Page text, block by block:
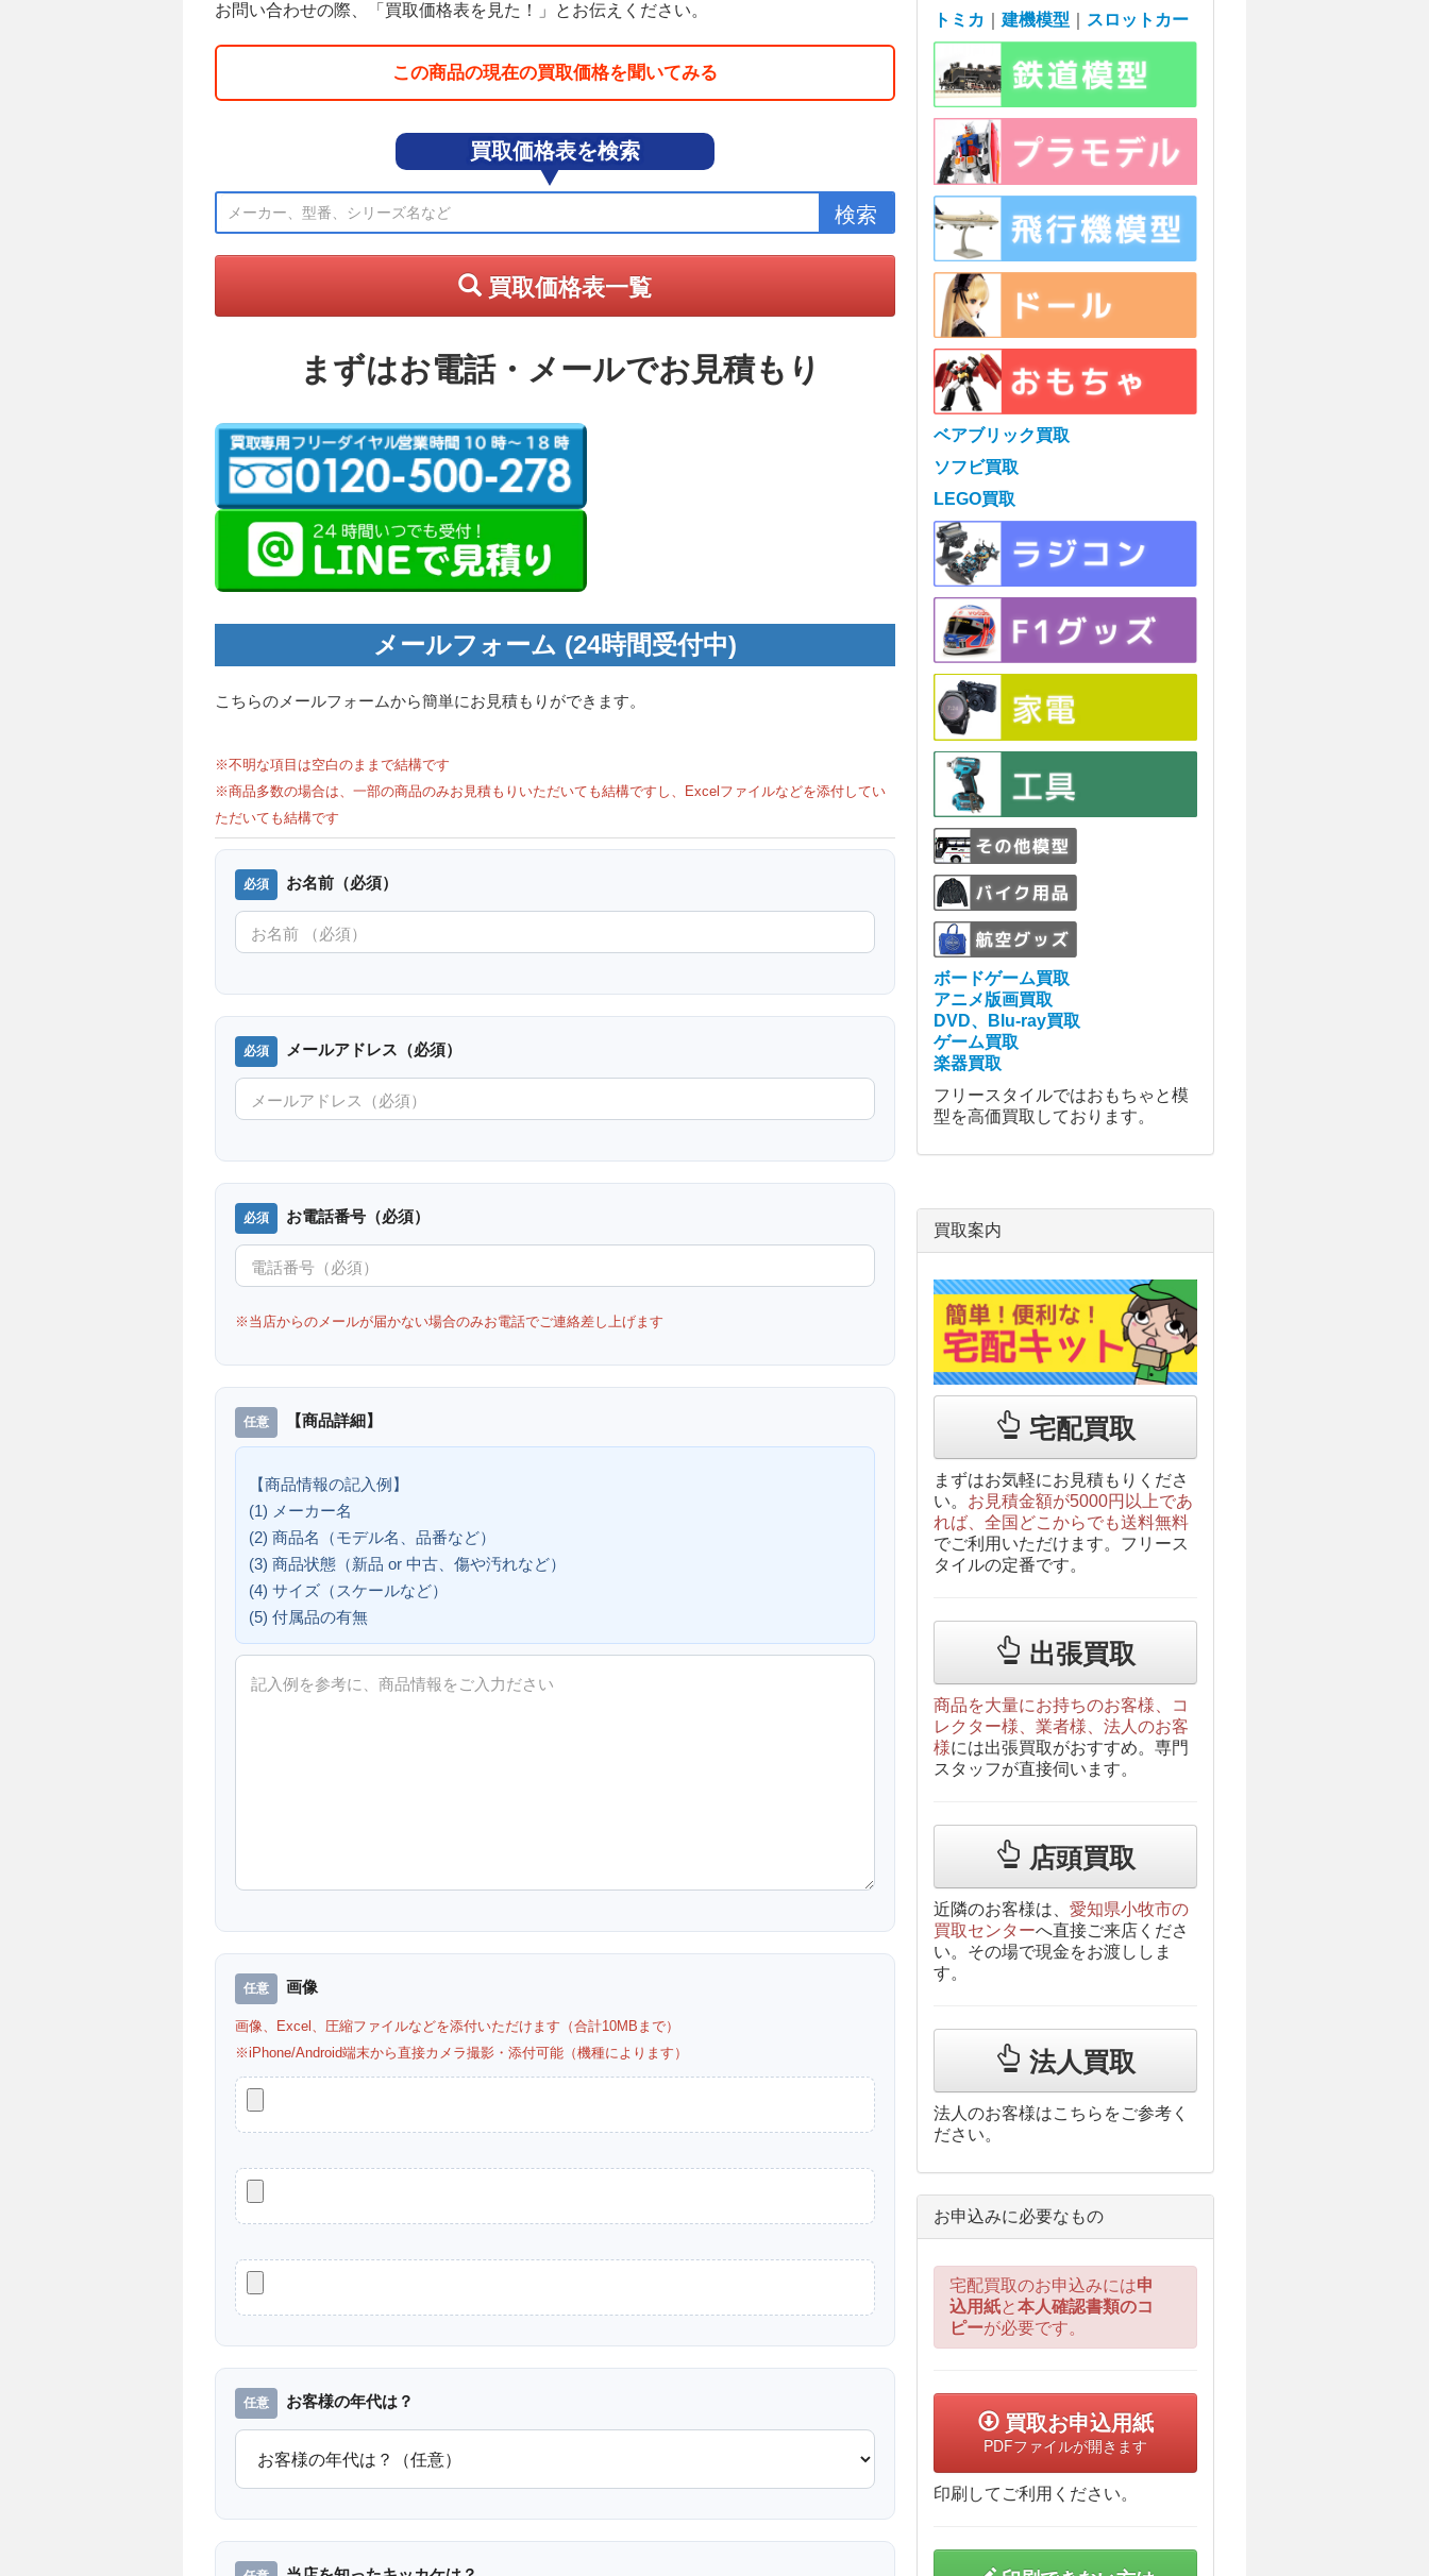
お問い合わせの際、「買取価格表を見た！」とお伝えください。
この商品の現在の買取価格を聞いてみる
買取価格表を検索
買取価格表一覧
まずはお電話・メールでお見積もり
メールフォーム (24時間受付中)
こちらのメールフォームから簡単にお見積もりができます。
※不明な項目は空白のままで結構です
※商品多数の場合は、一部の商品のみお見積もりいただいても結構ですし、Excelファイルなどを添付してい
ただいても結構です
お名前（必須）
メールアドレス（必須）
お電話番号（必須）
※当店からのメールが届かない場合のみお電話でご連絡差し上げます
【商品詳細】
【商品情報の記入例】
(1) メーカー名
(2) 商品名（モデル名、品番など）
(3) 商品状態（新品 or 中古、傷や汚れなど）
(4) サイズ（スケールなど）
(5) 付属品の有無
画像
画像、Excel、圧縮ファイルなどを添付いただけます（合計10MBまで）
※iPhone/Android端末から直接カメラ撮影・添付可能（機種によります）
お客様の年代は？
トミカ 建機模型 スロットカー
ベアブリック買取
ソフビ買取
LEGO買取
ボードゲーム買取
アニメ版画買取
DVD、Blu-ray買取
ゲーム買取
楽器買取
フリースタイルではおもちゃと模
型を高価買取しております。
買取案内
宅配買取
まずはお気軽にお見積もりくださ
い。 お見積金額が5000円以上であ
れば、全国どこからでも送料無料
でご利用いただけます。フリース
タイルの定番です。
出張買取
商品を大量にお持ちのお客様、コ
レクター様、業者様、法人のお客
様には出張買取がおすすめ。専門
スタッフが直接伺います。
店頭買取
近隣のお客様は、 愛知県小牧市の
買取センターへ直接ご来店くださ
い。その場で現金をお渡ししま
す。
法人買取
法人のお客様はこちらをご参考く
ださい。
お申込みに必要なもの
宅配買取のお申込みには申
込用紙と本人確認書類のコ
ピーが必要です。
買取お申込用紙
PDFファイルが開きます
印刷してご利用ください。